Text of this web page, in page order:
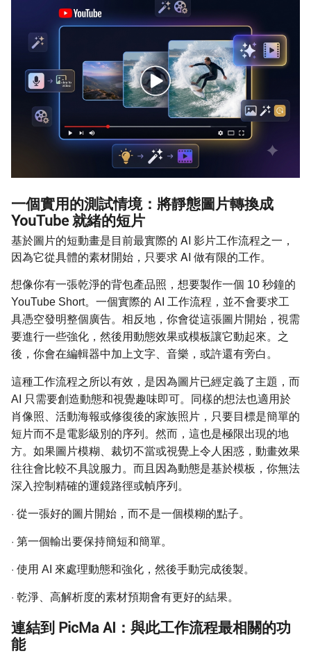
一個實用的測試情境：將靜態圖片轉換成
YouTube 就緒的短片
基於圖片的短動畫是目前最實際的 AI 影片工作流程之一，
因為它從具體的素材開始，只要求 AI 做有限的工作。
想像你有一張乾淨的背包產品照，想要製作一個 10 秒鐘的
YouTube Short。一個實際的 AI 工作流程，並不會要求工
具憑空發明整個廣告。相反地，你會從這張圖片開始，視需
要進行一些強化，然後用動態效果或模板讓它動起來。之
後，你會在編輯器中加上文字、音樂，或許還有旁白。
這種工作流程之所以有效，是因為圖片已經定義了主題，而
AI 只需要創造動態和視覺趣味即可。同樣的想法也適用於
肖像照、活動海報或修復後的家族照片，只要目標是簡單的
短片而不是電影級別的序列。然而，這也是極限出現的地
方。如果圖片模糊、裁切不當或視覺上令人困惑，動畫效果
往往會比較不具說服力。而且因為動態是基於模板，你無法
深入控制精確的運鏡路徑或幀序列。
· 從一張好的圖片開始，而不是一個模糊的點子。
· 第一個輸出要保持簡短和簡單。
· 使用 AI 來處理動態和強化，然後手動完成後製。
· 乾淨、高解析度的素材預期會有更好的結果。
連結到 PicMa AI：與此工作流程最相關的功
能